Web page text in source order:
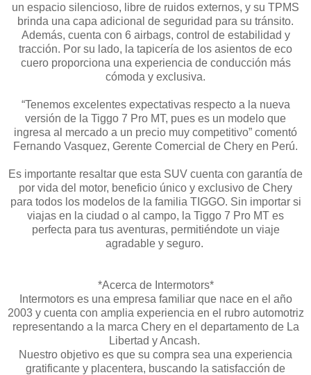
un espacio silencioso, libre de ruidos externos, y su TPMS
brinda una capa adicional de seguridad para su tránsito.
Además, cuenta con 6 airbags, control de estabilidad y
tracción. Por su lado, la tapicería de los asientos de eco
cuero proporciona una experiencia de conducción más
cómoda y exclusiva.
“Tenemos excelentes expectativas respecto a la nueva
versión de la Tiggo 7 Pro MT, pues es un modelo que
ingresa al mercado a un precio muy competitivo” comentó
Fernando Vasquez, Gerente Comercial de Chery en Perú.
Es importante resaltar que esta SUV cuenta con garantía de
por vida del motor, beneficio único y exclusivo de Chery
para todos los modelos de la familia TIGGO. Sin importar si
viajas en la ciudad o al campo, la Tiggo 7 Pro MT es
perfecta para tus aventuras, permitiéndote un viaje
agradable y seguro.
*Acerca de Intermotors*
Intermotors es una empresa familiar que nace en el año
2003 y cuenta con amplia experiencia en el rubro automotriz
representando a la marca Chery en el departamento de La
Libertad y Ancash.
Nuestro objetivo es que su compra sea una experiencia
gratificante y placentera, buscando la satisfacción de